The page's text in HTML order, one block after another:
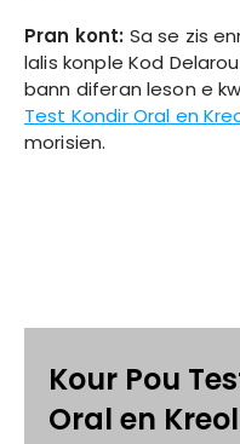
Pran kont: Sa se zis
lalis konple Kod
bann diferan leson e
Test Kondir Oral en
morisien.
Kour Pou
Oral en Kreol